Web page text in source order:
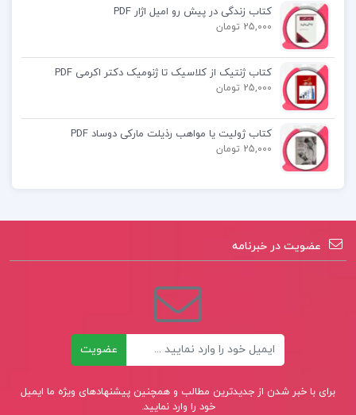
کتاب دین و زندگی جامع مسلم بهمن آبادی
کتاب تربیت بدون فریاد هال ادوارد رانکل
کتاب زندگی در پیش رو امیل اژار PDF
25,000 تومان
کتاب ژنتیک از کلاسیک تا ژنومیک دکتر اکرمی PDF
25,000 تومان
کتاب ژولیت یا مواهب رذیلت مارکی دوساد PDF
25,000 تومان
عضویت در خبرنامه
عضویت
برای با خبر شدن از جدیدترین مطالب و همچنین پیشنهادهای ویژه ما ایمیل
خود را وارد نمایید.